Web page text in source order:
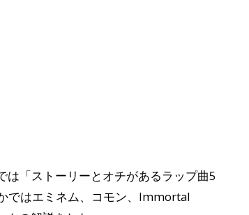
「ストーリーとオチがあるラップ曲5
ではエミネム、コモン、Immortal